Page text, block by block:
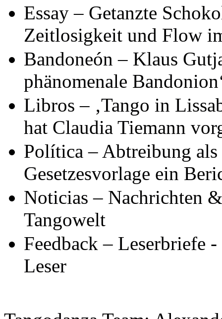
Essay – Getanzte
Zeitlosigkeit und Flow
Bandoneón – Klaus
phänomenale
Libros – ‚Tango in
hat Claudia Tiemann
Política – Abtreibung
Gesetzesvorlage ein
Noticias – Nachrichten
Tangowelt
Feedback – Leserbriefe
Leser